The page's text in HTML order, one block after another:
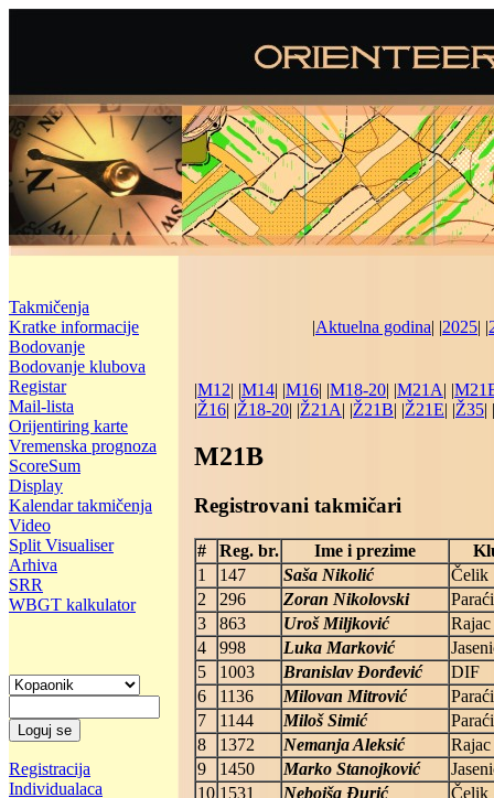
Takmičenja
Kratke informacije
Bodovanje
Bodovanje klubova
Registar
Mail-lista
Orijentiring karte
Vremenska prognoza
ScoreSum
Display
Kalendar takmičenja
Video
Split Visualiser
Arhiva
SRR
WBGT kalkulator
Registracija
Individualaca
|Aktuelna godina| |2025| |
|M12| |M14| |M16| |M18-20| |M21A| |
|Ž16| |Ž18-20| |Ž21A| |Ž21B| |Ž21E| |Ž35| |
M21B
Registrovani takmičari
# Reg. br. Ime i prezime
1
147 Saša Nikolić
Čelik
2
296 Zoran Nikolovski
3
863 Uroš Miljković
Rajac
4
998 Luka Marković
5
1003 Branislav Đorđević
DIF
6
1136 Milovan Mitrović
7
1144 Miloš Simić
8
1372 Nemanja Aleksić
Rajac
9
1450 Marko Stanojković
10 1531 Nebojša Đurić Čelik